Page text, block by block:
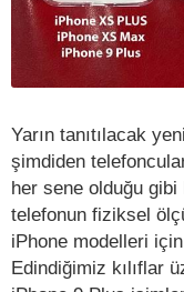
Yarın tanıtılacak
şimdiden
her sene olduğu gibi
telefonun fiziksel
iPhone modelleri
Edindiğimiz kılıflar